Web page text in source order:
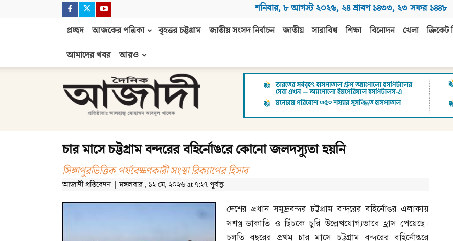
শনিবার, ৮ আগস্ট ২০২৬, ২৪ শ্রাবণ ১৪৩৩, ২৩ সফর ১৪৪৮
প্রচ্ছদ আজকের পত্রিকা বৃহত্তর চট্টগ্রাম জাতীয় সংসদ নির্বাচন জাতীয় সারাবিশ্ব শিক্ষা বিনোদন খেলা ক্রিকেট
আমাদের খবর
আরও
আজাদী
চার মাসে চট্টগ্রাম বন্দরের বহির্নোঙরে কোনো জলদস্যুতা হয়নি
সিঙ্গাপুরভিত্তিক পর্যবেক্ষণকারী সংস্থা রিক্যাপের হিসাব
আজাদী প্রতিবেদন | মঙ্গলবার , ১২ মে, ২০২৬ at ৭:২৭ পূর্বাহ্ণ
দেশের প্রধান সমুদ্রবন্দর চট্টগ্রাম বন্দরের বহির্নোঙর এলাকায়
সশস্ত্র ডাকাতি ও ছিঁচকে চুরি উল্লেখযোগ্যভাবে হ্রাস পেয়েছে।
চলতি বছরের প্রথম চার মাসে চট্টগ্রাম বন্দরের বহির্নোঙরে